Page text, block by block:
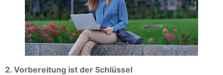
2. Vorbereitung ist der Schlüssel